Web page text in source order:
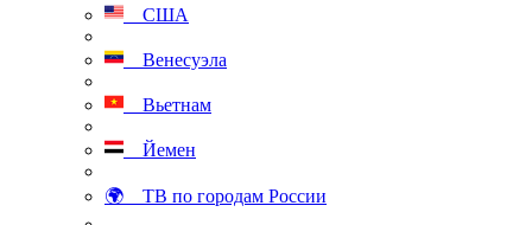
США
Венесуэла
Вьетнам
Йемен
🌍 ТВ по городам России